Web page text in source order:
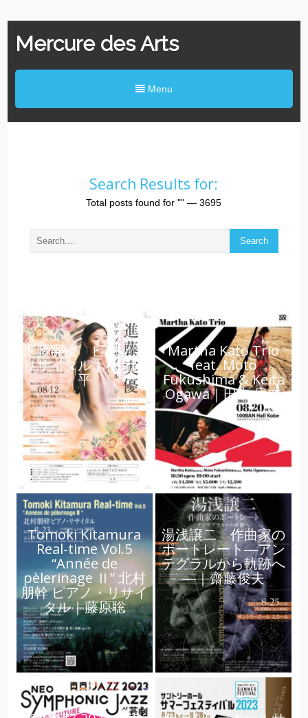
Mercure des Arts
Menu
Search Results for:
Total posts found for"" — 3695
進藤実優 ピアノ・
リサイタル｜秋元陽
平
Martha Kato Trio
feat. Moto
Fukushima & Keita
Ogawa｜田中 里奈
Tomoki Kitamura
Real-time Vol.5
“Année de
pèlerinage Ⅱ” 北村
朋幹 ピアノ・リサイ
タル｜藤原聡
湯浅譲二 作曲家の
ポートレート―アン
テグラルから軌跡へ
―｜齋藤俊夫